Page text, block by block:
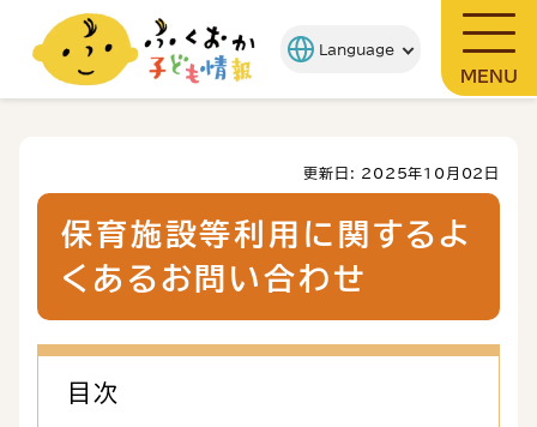
MENU
更新日: 2025年10月02日
保育施設等利用に関するよ
くあるお問い合わせ
目次